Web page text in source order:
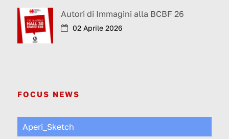
Autori di Immagini alla BCBF 26
02 Aprile 2026
FOCUS NEWS
Aperi_Sketch